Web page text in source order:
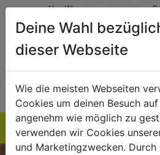
AlmaWin
€ 5,99
Deine Wahl
dieser Webseite
Wie die meisten Webseiten
Cookies um deinen Besuch
angenehm wie möglich zu
verwenden wir Cookies
und Marketingzwecken. Durch